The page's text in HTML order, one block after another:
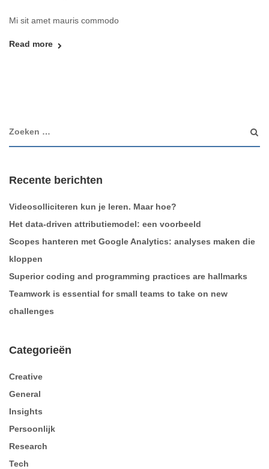
Mi sit amet mauris commodo
Read more
Recente berichten
Videosolliciteren kun je leren. Maar hoe?
Het data-driven attributiemodel: een voorbeeld
Scopes hanteren met Google Analytics: analyses maken die
kloppen
Superior coding and programming practices are hallmarks
Teamwork is essential for small teams to take on new
challenges
Categorieën
Creative
General
Insights
Persoonlijk
Research
Tech